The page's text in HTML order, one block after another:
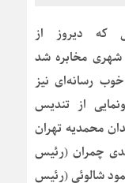
که دیروز از
شهری مخابره شد
رسانه‌ای نیز
از تندیس
محمدیه تهران
چمران (رئیس
شالوئی (رئیس